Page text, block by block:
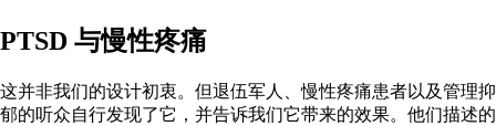
PTSD 与慢性疼痛
这并非我们的设计初衷。但退伍军人、慢性疼痛患者以及管理抑
郁的听众自行发现了它，并告诉我们它带来的效果。他们描述的